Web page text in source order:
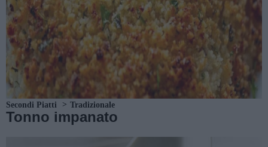
Secondi Piatti Tradizionale
Tonno impanato